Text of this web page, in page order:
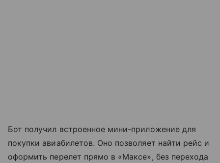
Бот получил встроенное мини-приложение для
покупки авиабилетов. Оно позволяет найти рейс и
оформить перелет прямо в «Максе», без перехода